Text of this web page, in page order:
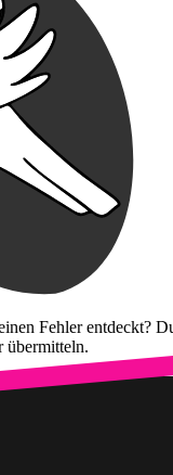
Fehler entdeckt?
übermitteln.